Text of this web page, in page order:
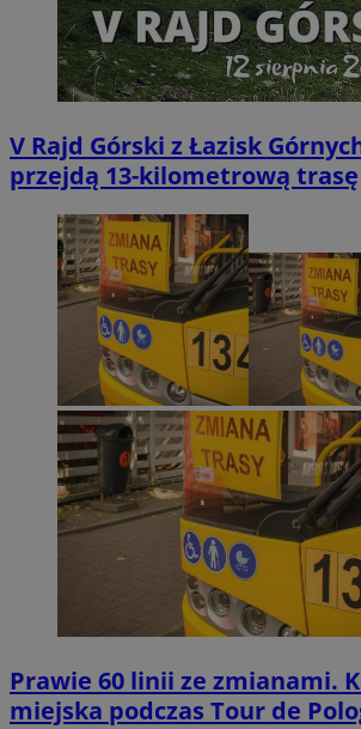
V Rajd Górski z Łazisk
przejdą 13-kilometrową trasę
Prawie 60 linii ze zmianami.
miejska podczas Tour de